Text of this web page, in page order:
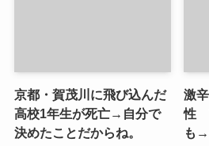
京都・賀茂川に飛び込んだ
高校1年生が死亡→自分で
決めたことだからね。
激
性
も→